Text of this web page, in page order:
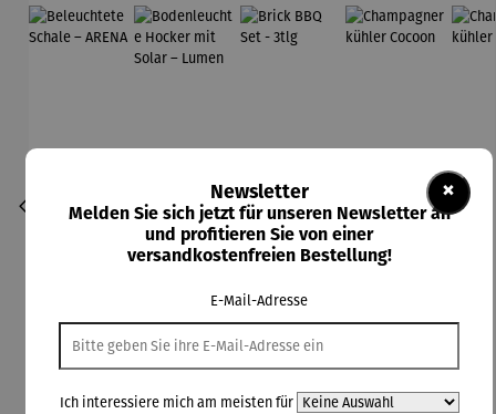
×
Newsletter
Melden Sie sich jetzt für unseren Newsletter an
und profitieren Sie von einer
versandkostenfreien Bestellung!
E-Mail-Adresse
Ich interessiere mich am meisten für